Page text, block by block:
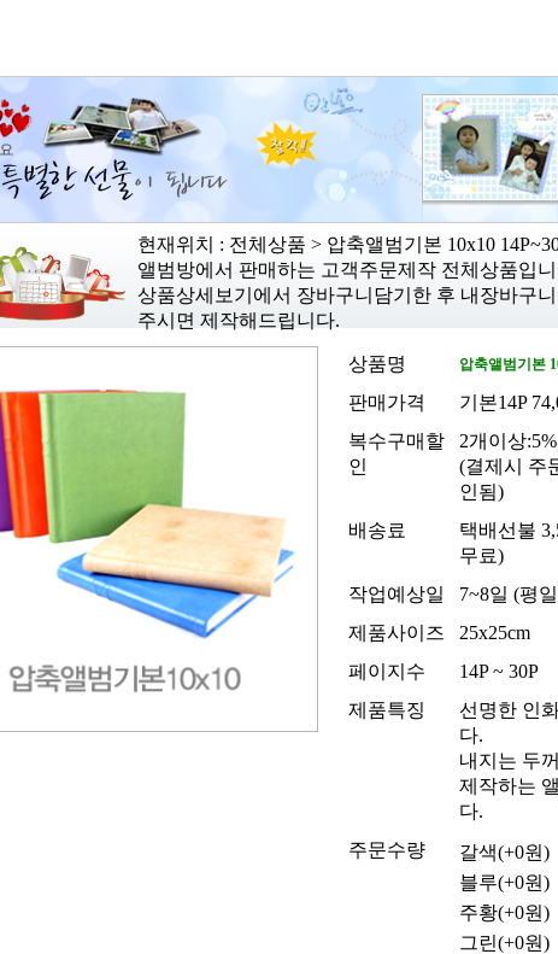
현재위치 : 전체상품 > 압축앨범기본 10x10
앨범방에서 판매하는 고객주문제작 전체상품입
상품상세보기에서 장바구니담기한 후 내장바구
주시면 제작해드립니다.
상품명 압축앨범기본
판매가격
기본14P
복수구매할
인
2개이상
(결제시 주
인됨)
배송료
택배선불
무료)
작업예상일
7~8일 (평
제품사이즈
25x25cm
페이지수
14P ~ 30P
제품특징
선명한 인
다.
내지는 두
제작하는
다.
주문수량
갈색(+0원)
블루(+0원)
주황(+0원)
그린(+0원)